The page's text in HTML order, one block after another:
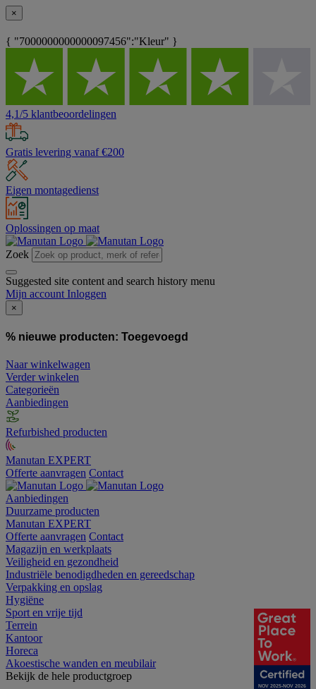
×
{ "7000000000000097456":"Kleur" }
4,1/5 klantbeoordelingen
Gratis levering vanaf €200
Eigen montagedienst
Oplossingen op maat
Zoek
Suggested site content and search history menu
Mijn account Inloggen
×
% nieuwe producten: Toegevoegd
Naar winkelwagen
Verder winkelen
Categorieën
Aanbiedingen
Refurbished producten
Manutan EXPERT
Offerte aanvragen Contact
Aanbiedingen
Duurzame producten
Manutan EXPERT
Offerte aanvragen Contact
Magazijn en werkplaats
Veiligheid en gezondheid
Industriële benodigdheden en gereedschap
Verpakking en opslag
Hygiëne
Sport en vrije tijd
Terrein
Kantoor
Horeca
Akoestische wanden en meubilair
Bekijk de hele productgroep
NOV 2025-NOV 2026